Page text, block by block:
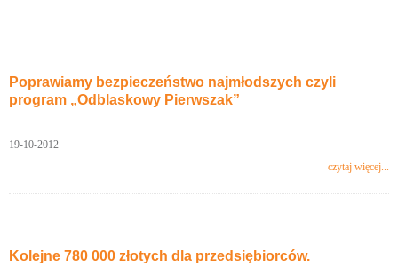
Poprawiamy bezpieczeństwo najmłodszych czyli
program „Odblaskowy Pierwszak”
19-10-2012
czytaj więcej...
Kolejne 780 000 złotych dla przedsiębiorców.